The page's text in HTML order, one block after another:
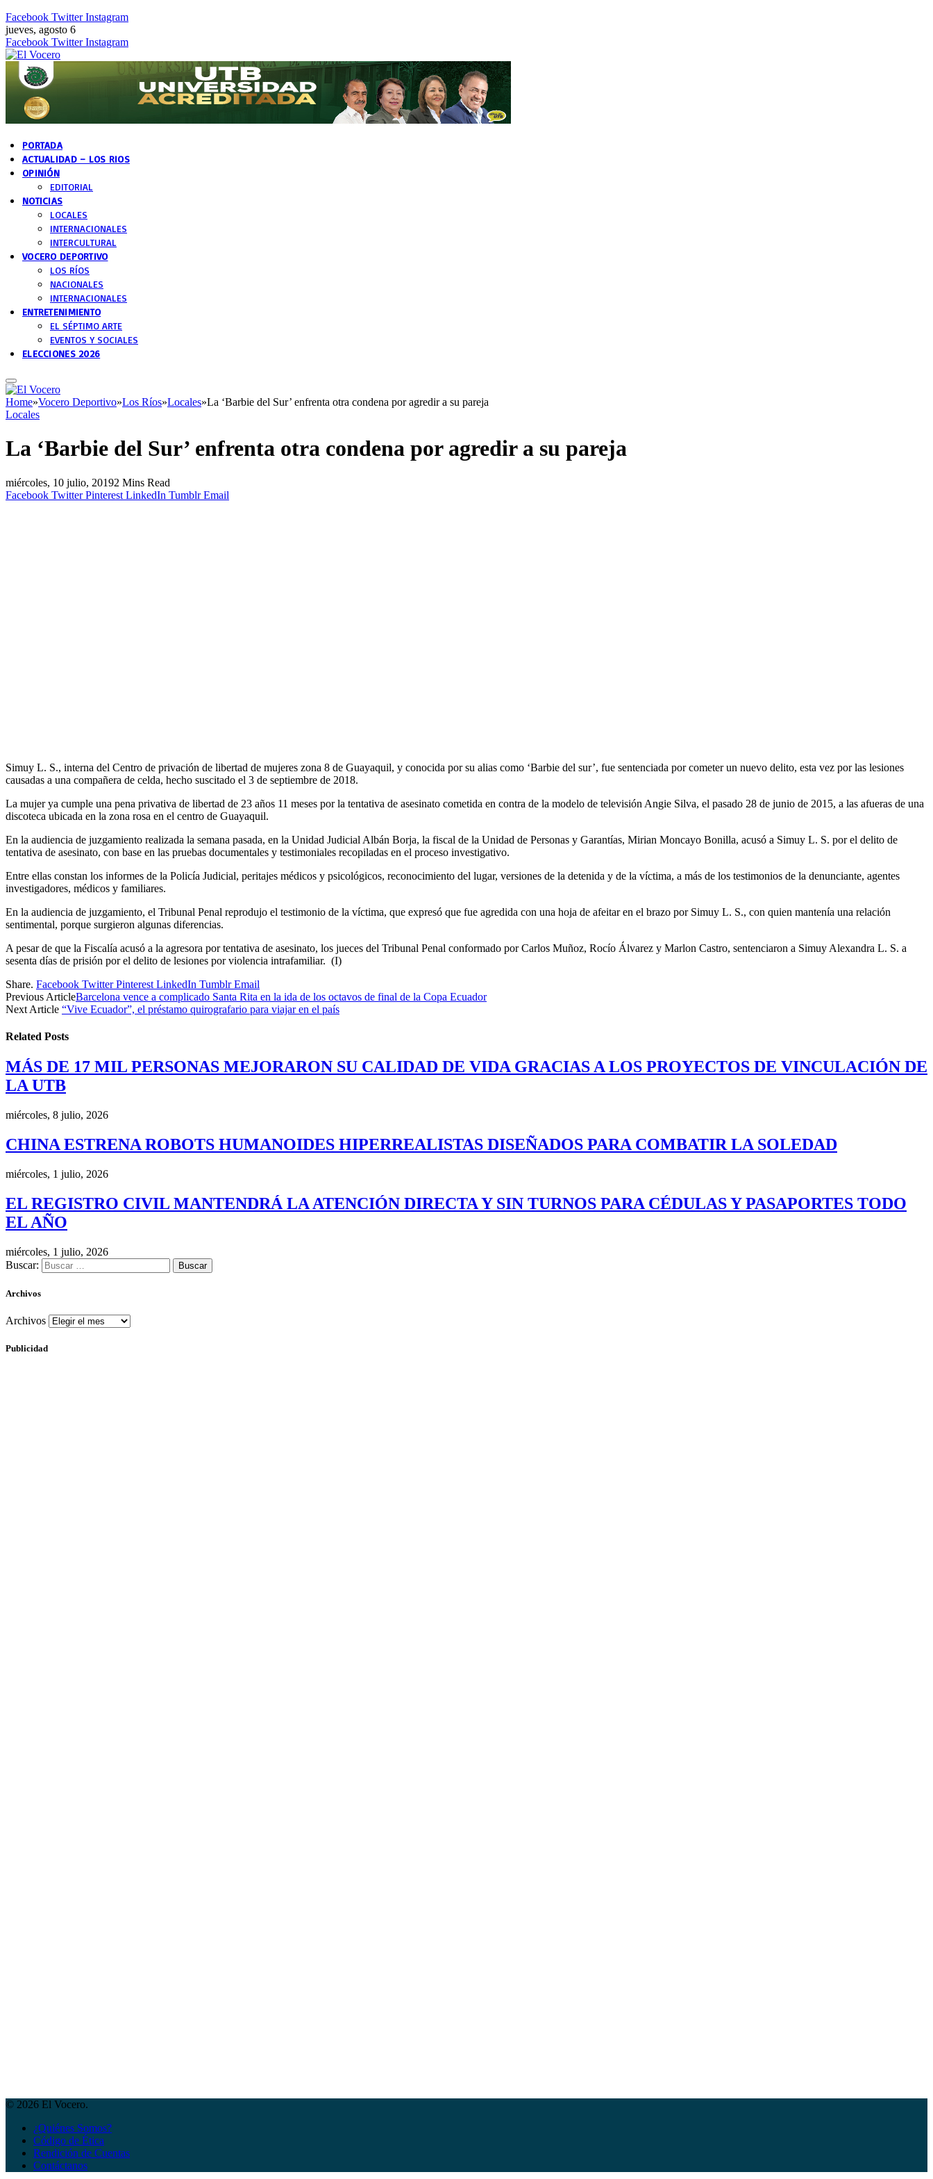
Facebook Twitter Instagram
jueves, agosto 6
Facebook Twitter Instagram
PORTADA
ACTUALIDAD – LOS RIOS
OPINIÓN
EDITORIAL
NOTICIAS
LOCALES
INTERNACIONALES
INTERCULTURAL
VOCERO DEPORTIVO
LOS RÍOS
NACIONALES
INTERNACIONALES
ENTRETENIMIENTO
EL SÉPTIMO ARTE
EVENTOS Y SOCIALES
ELECCIONES 2026
Home»Vocero Deportivo»Los Ríos»Locales»La ‘Barbie del Sur’ enfrenta otra condena por agredir a su pareja
Locales
La ‘Barbie del Sur’ enfrenta otra condena por agredir a su pareja
miércoles, 10 julio, 20192 Mins Read
Facebook Twitter Pinterest LinkedIn Tumblr Email
Simuy L. S., interna del Centro de privación de libertad de mujeres zona 8 de Guayaquil, y conocida por su alias como ‘Barbie del sur’, fue sentenciada por cometer un nuevo delito, esta vez por las lesiones
causadas a una compañera de celda, hecho suscitado el 3 de septiembre de 2018.
La mujer ya cumple una pena privativa de libertad de 23 años 11 meses por la tentativa de asesinato cometida en contra de la modelo de televisión Angie Silva, el pasado 28 de junio de 2015, a las afueras de una
discoteca ubicada en la zona rosa en el centro de Guayaquil.
En la audiencia de juzgamiento realizada la semana pasada, en la Unidad Judicial Albán Borja, la fiscal de la Unidad de Personas y Garantías, Mirian Moncayo Bonilla, acusó a Simuy L. S. por el delito de
tentativa de asesinato, con base en las pruebas documentales y testimoniales recopiladas en el proceso investigativo.
Entre ellas constan los informes de la Policía Judicial, peritajes médicos y psicológicos, reconocimiento del lugar, versiones de la detenida y de la víctima, a más de los testimonios de la denunciante, agentes
investigadores, médicos y familiares.
En la audiencia de juzgamiento, el Tribunal Penal reprodujo el testimonio de la víctima, que expresó que fue agredida con una hoja de afeitar en el brazo por Simuy L. S., con quien mantenía una relación
sentimental, porque surgieron algunas diferencias.
A pesar de que la Fiscalía acusó a la agresora por tentativa de asesinato, los jueces del Tribunal Penal conformado por Carlos Muñoz, Rocío Álvarez y Marlon Castro, sentenciaron a Simuy Alexandra L. S. a
sesenta días de prisión por el delito de lesiones por violencia intrafamiliar. (I)
Share. Facebook Twitter Pinterest LinkedIn Tumblr Email
Previous ArticleBarcelona vence a complicado Santa Rita en la ida de los octavos de final de la Copa Ecuador
Next Article “Vive Ecuador”, el préstamo quirografario para viajar en el país
Related Posts
MÁS DE 17 MIL PERSONAS MEJORARON SU CALIDAD DE VIDA GRACIAS A LOS PROYECTOS DE VINCULACIÓN DE
LA UTB
miércoles, 8 julio, 2026
CHINA ESTRENA ROBOTS HUMANOIDES HIPERREALISTAS DISEÑADOS PARA COMBATIR LA SOLEDAD
miércoles, 1 julio, 2026
EL REGISTRO CIVIL MANTENDRÁ LA ATENCIÓN DIRECTA Y SIN TURNOS PARA CÉDULAS Y PASAPORTES TODO
EL AÑO
miércoles, 1 julio, 2026
Buscar:
Archivos
Archivos
Publicidad
© 2026 El Vocero.
¿Quiénes Somos?
Código de Ética
Rendición de Cuentas
Contáctanos